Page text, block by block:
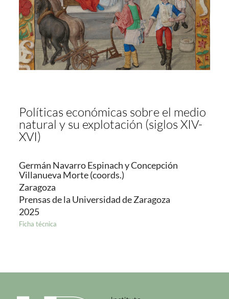
Políticas económicas sobre el medio
natural y su explotación (siglos XIV-
XVI)
Germán Navarro Espinach y Concepción
Villanueva Morte (coords.)
Zaragoza
Prensas de la Universidad de Zaragoza
2025
Ficha técnica